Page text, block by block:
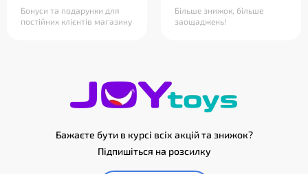
Бонуси та подарунки для
постійних клієнтів магазину
Більше знижок, більше
заощаджень!
Бажаєте бути в курсі всіх акцій та знижок?
Підпишіться на розсилку